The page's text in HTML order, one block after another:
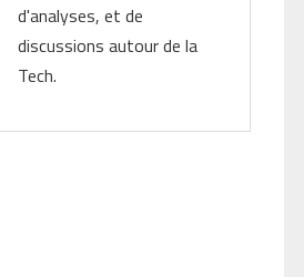
d'analyses, et de
discussions autour de la
Tech.